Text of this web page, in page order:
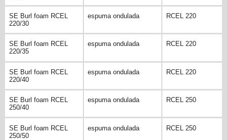
SE Burl foam RCEL
220/30
espuma ondulada RCEL 220
SE Burl foam RCEL
220/35
espuma ondulada RCEL 220
SE Burl foam RCEL
220/40
espuma ondulada RCEL 220
SE Burl foam RCEL
250/40
espuma ondulada RCEL 250
SE Burl foam RCEL
250/50
espuma ondulada RCEL 250